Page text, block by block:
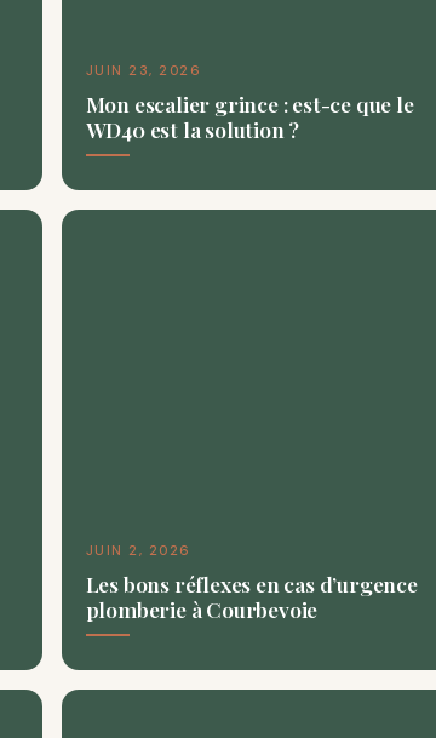
JUIN 23, 2026
Mon escalier grince : est-ce que le
WD40 est la solution ?
JUIN 2, 2026
Les bons réflexes en cas d’urgence
plomberie à Courbevoie